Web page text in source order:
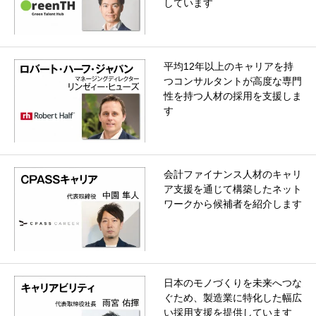
しています
平均12年以上のキャリアを持
つコンサルタントが高度な専門
性を持つ人材の採用を支援しま
す
会計ファイナンス人材のキャリ
ア支援を通じて構築したネット
ワークから候補者を紹介します
日本のモノづくりを未来へつな
ぐため、製造業に特化した幅広
い採用支援を提供しています